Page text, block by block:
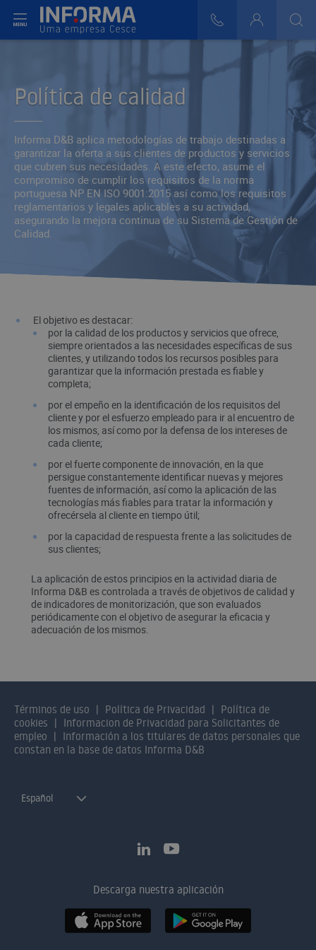
808 29 30 29
Login
Política de calidad
Informa D&B aplica metodologías de trabajo destinadas a
garantizar la oferta a sus clientes de productos y servicios
que cubren sus necesidades. A este efecto, asume el
compromiso de cumplir los requisitos de la norma
portuguesa NP EN ISO 9001:2015 así como los requisitos
reglamentarios y legales aplicables a su actividad,
asegurando la mejora continua de su Sistema de Gestión de
Calidad.
El objetivo es destacar:
por la calidad de los productos y servicios que ofrece,
siempre orientados a las necesidades específicas de sus
clientes, y utilizando todos los recursos posibles para
garantizar que la información prestada es fiable y
completa;
por el empeño en la identificación de los requisitos del
cliente y por el esfuerzo empleado para ir al encuentro de
los mismos, así como por la defensa de los intereses de
cada cliente;
por el fuerte componente de innovación, en la que
persigue constantemente identificar nuevas y mejores
fuentes de información, así como la aplicación de las
tecnologías más fiables para tratar la información y
ofrecérsela al cliente en tiempo útil;
por la capacidad de respuesta frente a las solicitudes de
sus clientes;
La aplicación de estos principios en la actividad diaria de
Informa D&B es controlada a través de objetivos de calidad y
de indicadores de monitorización, que son evaluados
periódicamente con el objetivo de asegurar la eficacia y
adecuación de los mismos.
Términos de uso Política de Privacidad
Política de
cookies
Informacion de Privacidad para Solicitantes de
empleo
Información a los titulares de datos personales que
constan en la base de datos Informa D&B
Español
Descarga nuestra aplicación